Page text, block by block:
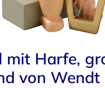
mit Harfe,
von Wendt